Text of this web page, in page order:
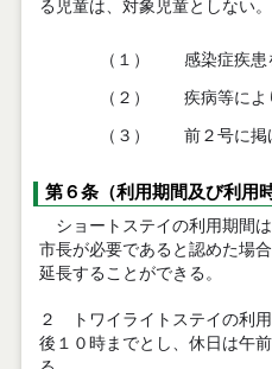
る児童は、対象児童としない。
（１） 感染症疾患
（２） 疾病等によ
（３） 前２号に掲
第６条（利用期間及び利用時
ショートステイの利用期間は
市長が必要であると認めた場
延長することができる。
２ トワイライトステイの利
後１０時までとし、休日は午